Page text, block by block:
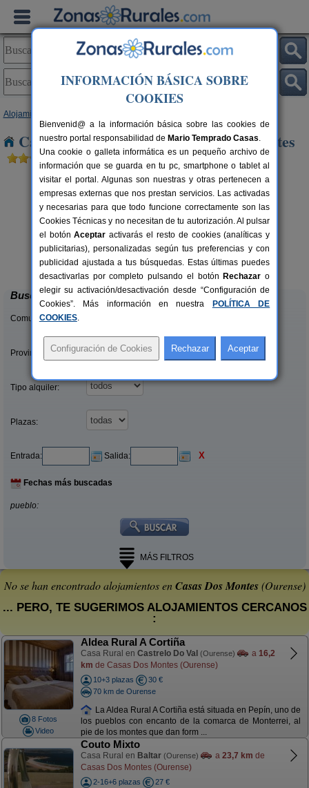
Alojamientos
Casas Rurales cerca de Casas Dos Montes
6+3 pers.
desde27 €
Reitoral de Chandrexa
Parada Do Sil (Ourense)
Buscar
Comunidades:
Provincias/Islas:
Tipo alquiler:
Plazas:
Entrada: Salida: X
Fechas más buscadas
pueblo:
MÁS FILTROS
No se han encontrado alojamientos enCasas Dos Montes(Ourense)
... PERO, TE SUGERIMOS ALOJAMIENTOS CERCANOS
:
8 Fotos
Video
Aldea Rural A Cortiña
Casa Rural en Castrelo Do Val (Ourense) a 16,2
km de Casas Dos Montes (Ourense)
10+3 plazas
30 €
70 km de Ourense
La Aldea Rural A Cortiña está situada en Pepín, uno de
los pueblos con encanto de la comarca de Monterrei, al
pie de los montes que dan form ...
Couto Mixto
Casa Rural en Baltar (Ourense) a 23,7 km de
Casas Dos Montes (Ourense)
2-16+6 plazas
27 €
INFORMACIÓN BÁSICA SOBRE
COOKIES
Bienvenid@ a la información básica sobre las cookies de
nuestro portal responsabilidad de Mario Temprado Casas.
Una cookie o galleta informática es un pequeño archivo de
información que se guarda en tu pc, smartphone o tablet al
visitar el portal. Algunas son nuestras y otras pertenecen a
empresas externas que nos prestan servicios. Las activadas
y necesarias para que todo funcione correctamente son las
Cookies Técnicas y no necesitan de tu autorización. Al pulsar
el botónAceptar activarás el resto de cookies (analíticas y
publicitarias), personalizadas según tus preferencias y con
publicidad ajustada a tus búsquedas. Estas últimas puedes
desactivarlas por completo pulsando el botón Rechazar o
elegir su activación/desactivación desde “Configuración de
Cookies”. Más información en nuestra
POLÍTICA DE
COOKIES.